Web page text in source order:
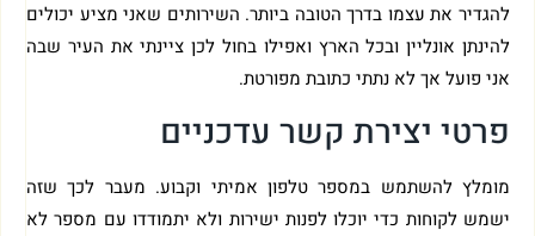
להגדיר את עצמו בדרך הטובה ביותר. השירותים שאני מציע יכולים
להינתן אונליין ובכל הארץ ואפילו בחול לכן ציינתי את העיר שבה
אני פועל אך לא נתתי כתובת מפורטת.
פרטי יצירת קשר עדכניים
מומלץ להשתמש במספר טלפון אמיתי וקבוע. מעבר לכך שזה
ישמש לקוחות כדי יוכלו לפנות ישירות ולא יתמודדו עם מספר לא